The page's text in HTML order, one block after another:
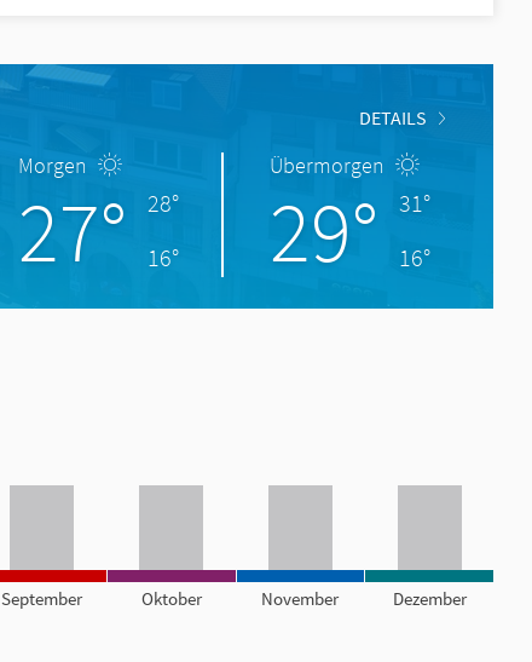
DETAILS
Morgen
27°
28°
16°
Übermorgen
29°
31°
16°
September Oktober November Dezember